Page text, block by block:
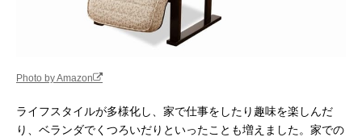
Photo by Amazon
ライフスタイルが多様化し、家で仕事をしたり趣味を楽しんだ
り、ベランダでくつろいだりといったことも増えました。家での